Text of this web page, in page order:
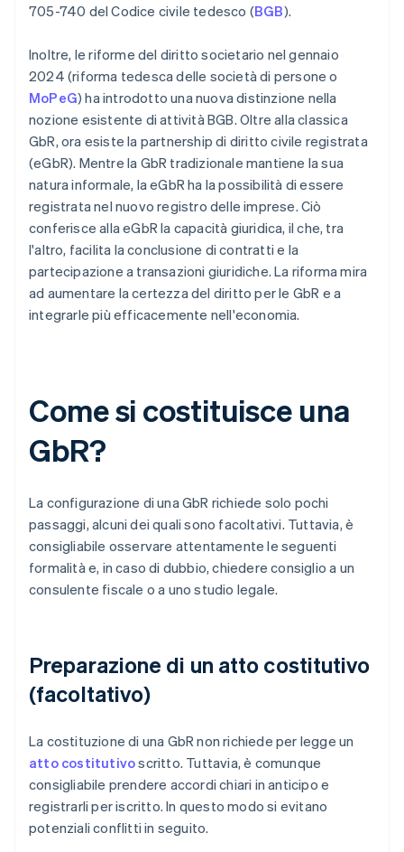
705-740 del Codice civile tedesco (BGB).
Inoltre, le riforme del diritto societario nel gennaio
2024 (riforma tedesca delle società di persone o
MoPeG) ha introdotto una nuova distinzione nella
nozione esistente di attività BGB. Oltre alla classica
GbR, ora esiste la partnership di diritto civile registrata
(eGbR). Mentre la GbR tradizionale mantiene la sua
natura informale, la eGbR ha la possibilità di essere
registrata nel nuovo registro delle imprese. Ciò
conferisce alla eGbR la capacità giuridica, il che, tra
l'altro, facilita la conclusione di contratti e la
partecipazione a transazioni giuridiche. La riforma mira
ad aumentare la certezza del diritto per le GbR e a
integrarle più efficacemente nell'economia.
Come si costituisce una
GbR?
La configurazione di una GbR richiede solo pochi
passaggi, alcuni dei quali sono facoltativi. Tuttavia, è
consigliabile osservare attentamente le seguenti
formalità e, in caso di dubbio, chiedere consiglio a un
consulente fiscale o a uno studio legale.
Preparazione di un atto costitutivo
(facoltativo)
La costituzione di una GbR non richiede per legge un
atto costitutivoscritto. Tuttavia, è comunque
consigliabile prendere accordi chiari in anticipo e
registrarli per iscritto. In questo modo si evitano
potenziali conflitti in seguito.